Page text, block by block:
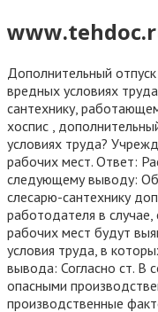
Дополнительный
вредных условиях
сантехнику,
хоспис ,
условиях труда?
рабочих мест. Ответ:
следующему выводу:
слесарю-сантехнику
работодателя в
рабочих мест будут
условия труда, в
вывода: Согласно ст. В
опасными
производственные